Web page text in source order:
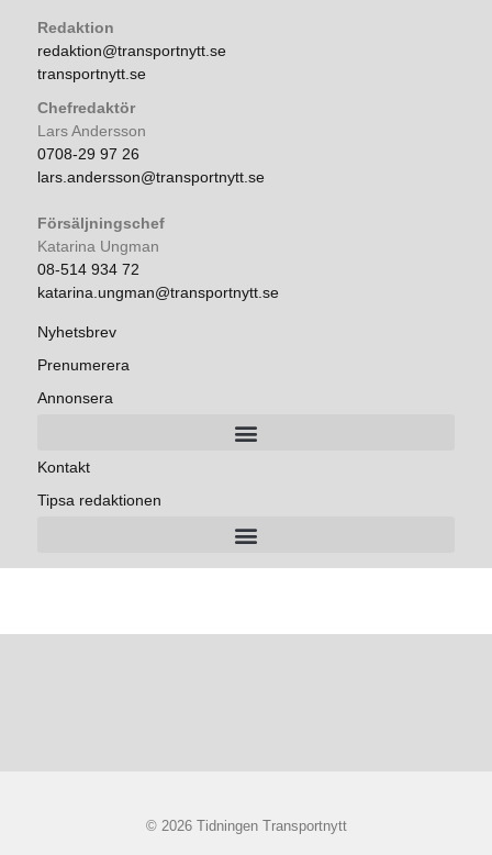
Redaktion
redaktion@transportnytt.se
transportnytt.se
Chefredaktör
Lars Andersson
0708-29 97 26
lars.andersson@transportnytt.se
Försäljningschef
Katarina Ungman
08-514 934 72
katarina.ungman@transportnytt.se
Nyhetsbrev
Prenumerera
Annonsera
Kontakt
Tipsa redaktionen
© 2026 Tidningen Transportnytt